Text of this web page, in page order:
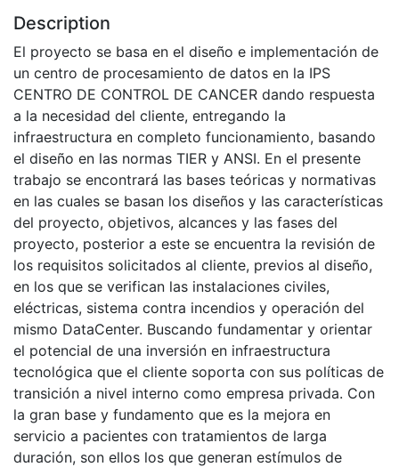
Description
El proyecto se basa en el diseño e implementación de
un centro de procesamiento de datos en la IPS
CENTRO DE CONTROL DE CANCER dando respuesta
a la necesidad del cliente, entregando la
infraestructura en completo funcionamiento, basando
el diseño en las normas TIER y ANSI. En el presente
trabajo se encontrará las bases teóricas y normativas
en las cuales se basan los diseños y las características
del proyecto, objetivos, alcances y las fases del
proyecto, posterior a este se encuentra la revisión de
los requisitos solicitados al cliente, previos al diseño,
en los que se verifican las instalaciones civiles,
eléctricas, sistema contra incendios y operación del
mismo DataCenter. Buscando fundamentar y orientar
el potencial de una inversión en infraestructura
tecnológica que el cliente soporta con sus políticas de
transición a nivel interno como empresa privada. Con
la gran base y fundamento que es la mejora en
servicio a pacientes con tratamientos de larga
duración, son ellos los que generan estímulos de